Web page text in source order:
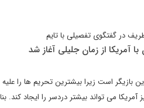
در گفتگوی تفصیلی با تایم
با آمریکا از زمان جلیلی آغاز شد
بازیگر است زیرا بیشترین تحریم ها را
آمریکا می تواند بیشتر دردسر را ایجاد کند.